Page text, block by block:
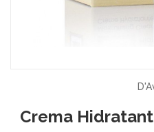
Crema